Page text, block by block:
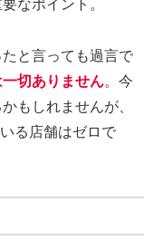
なポイント。
と言っても過言で
切ありません。今
もしれませんが、
る店舗はゼロで